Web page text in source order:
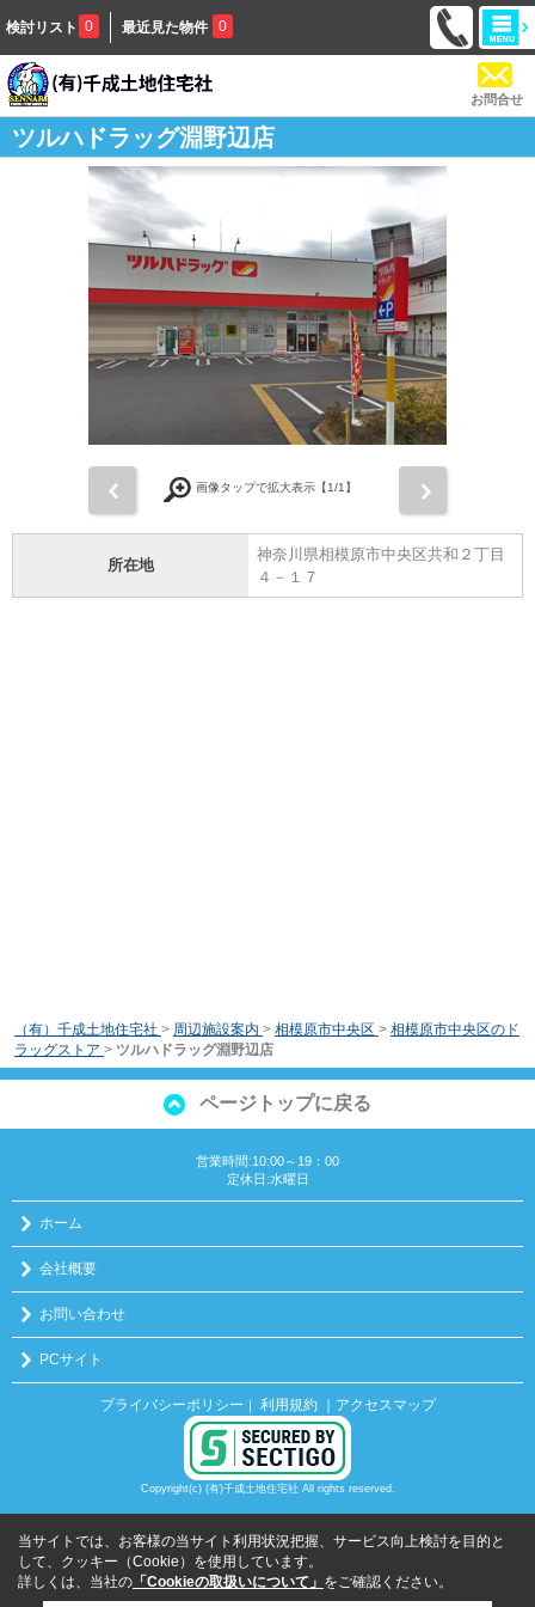
検討リスト 0 最近見た物件 0
お問合せ
ツルハドラッグ淵野辺店
画像タップで拡大表示【1/1】
所在地
神奈川県相模原市中央区共和２丁目
４－１７
（有）千成土地住宅社 > 周辺施設案内 > 相模原市中央区 > 相模原市中央区のド
ラッグストア > ツルハドラッグ淵野辺店
ページトップに戻る
営業時間:10:00～19：00
定休日:水曜日
ホーム
会社概要
お問い合わせ
PCサイト
プライバシーポリシー ｜ 利用規約 ｜アクセスマップ
Copyright(c) (有)千成土地住宅社 All rights reserved.
当サイトでは、お客様の当サイト利用状況把握、サービス向上検討を目的と
して、クッキー（Cookie）を使用しています。
詳しくは、当社の 「Cookieの取扱いについて」 をご確認ください。